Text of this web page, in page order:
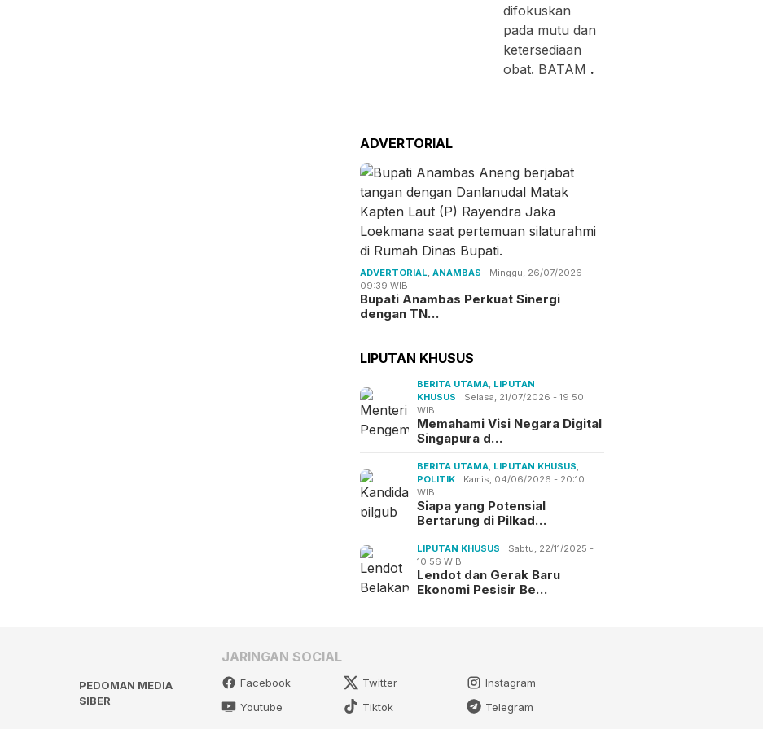
difokuskan
pada mutu dan
ketersediaan
obat. BATAM .
ADVERTORIAL
ADVERTORIAL ,ANAMBAS
Minggu, 26/07/2026 -
09:39 WIB
Bupati Anambas Perkuat Sinergi
dengan TN…
LIPUTAN KHUSUS
BERITA UTAMA LIPUTAN
KHUSUS
Selasa, 21/07/2026 - 19:50
WIB
Memahami Visi Negara Digital
Singapura d…
BERITA UTAMA LIPUTAN KHUSUS
POLITIK
Kamis, 04/06/2026 - 20:10
WIB
Siapa yang Potensial
Bertarung di Pilkad…
LIPUTAN KHUSUS
Sabtu, 22/11/2025 -
10:56 WIB
Lendot dan Gerak Baru
Ekonomi Pesisir Be…
PEDOMAN MEDIA
SIBER
JARINGAN SOCIAL
Facebook Twitter
Instagram
Youtube
Tiktok Telegram